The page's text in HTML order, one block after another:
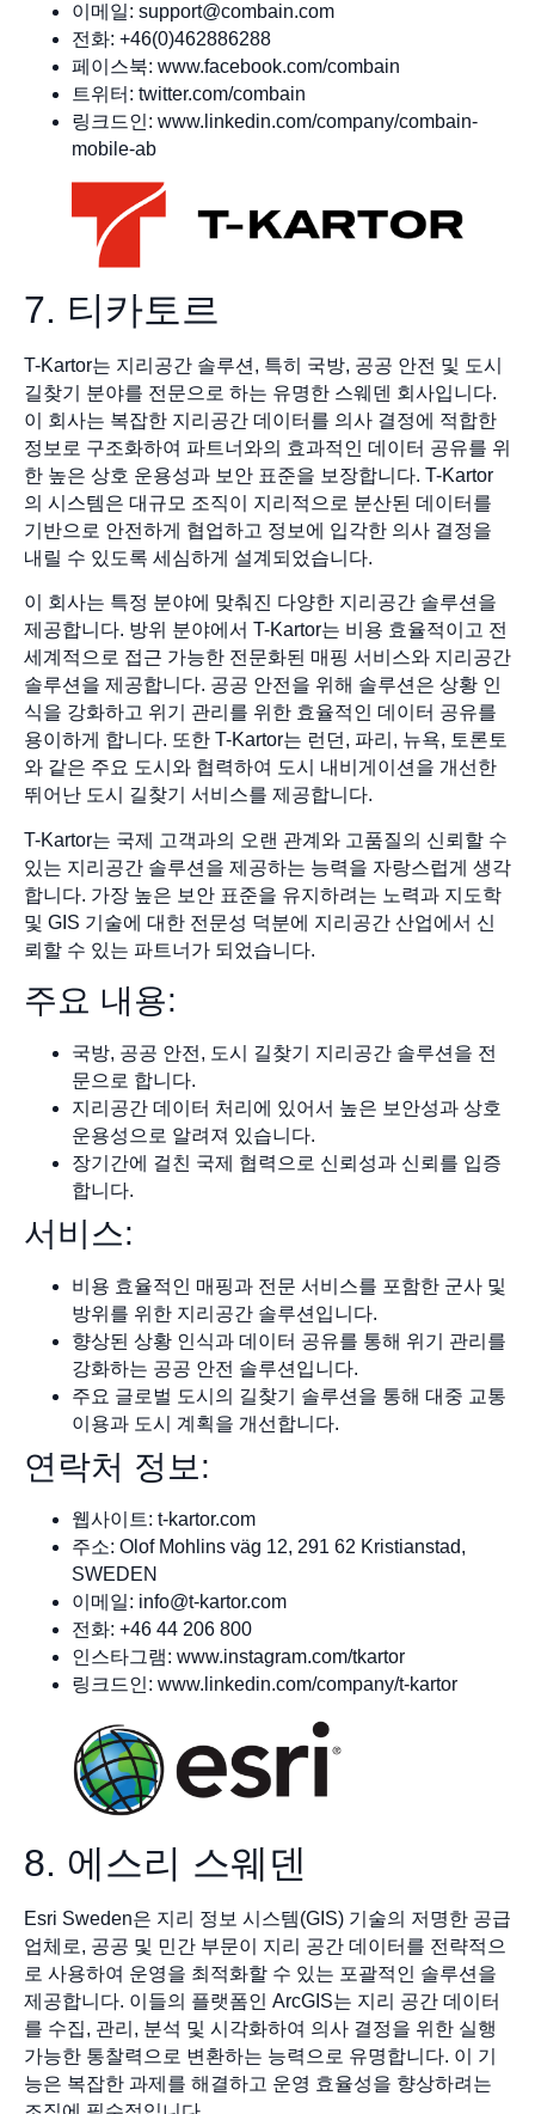
이메일: support@combain.com
전화: +46(0)462886288
페이스북: www.facebook.com/combain
트위터: twitter.com/combain
링크드인: www.linkedin.com/company/combain-
mobile-ab
7. 티카토르
T-Kartor는 지리공간 솔루션, 특히 국방, 공공 안전 및 도시
길찾기 분야를 전문으로 하는 유명한 스웨덴 회사입니다.
이 회사는 복잡한 지리공간 데이터를 의사 결정에 적합한
정보로 구조화하여 파트너와의 효과적인 데이터 공유를 위
한 높은 상호 운용성과 보안 표준을 보장합니다. T-Kartor
의 시스템은 대규모 조직이 지리적으로 분산된 데이터를
기반으로 안전하게 협업하고 정보에 입각한 의사 결정을
내릴 수 있도록 세심하게 설계되었습니다.
이 회사는 특정 분야에 맞춰진 다양한 지리공간 솔루션을
제공합니다. 방위 분야에서 T-Kartor는 비용 효율적이고 전
세계적으로 접근 가능한 전문화된 매핑 서비스와 지리공간
솔루션을 제공합니다. 공공 안전을 위해 솔루션은 상황 인
식을 강화하고 위기 관리를 위한 효율적인 데이터 공유를
용이하게 합니다. 또한 T-Kartor는 런던, 파리, 뉴욕, 토론토
와 같은 주요 도시와 협력하여 도시 내비게이션을 개선한
뛰어난 도시 길찾기 서비스를 제공합니다.
T-Kartor는 국제 고객과의 오랜 관계와 고품질의 신뢰할 수
있는 지리공간 솔루션을 제공하는 능력을 자랑스럽게 생각
합니다. 가장 높은 보안 표준을 유지하려는 노력과 지도학
및 GIS 기술에 대한 전문성 덕분에 지리공간 산업에서 신
뢰할 수 있는 파트너가 되었습니다.
주요 내용:
국방, 공공 안전, 도시 길찾기 지리공간 솔루션을 전
문으로 합니다.
지리공간 데이터 처리에 있어서 높은 보안성과 상호
운용성으로 알려져 있습니다.
장기간에 걸친 국제 협력으로 신뢰성과 신뢰를 입증
합니다.
서비스:
비용 효율적인 매핑과 전문 서비스를 포함한 군사 및
방위를 위한 지리공간 솔루션입니다.
향상된 상황 인식과 데이터 공유를 통해 위기 관리를
강화하는 공공 안전 솔루션입니다.
주요 글로벌 도시의 길찾기 솔루션을 통해 대중 교통
이용과 도시 계획을 개선합니다.
연락처 정보:
웹사이트: t-kartor.com
주소: Olof Mohlins väg 12, 291 62 Kristianstad,
SWEDEN
이메일: info@t-kartor.com
전화: +46 44 206 800
인스타그램: www.instagram.com/tkartor
링크드인: www.linkedin.com/company/t-kartor
8. 에스리 스웨덴
Esri Sweden은 지리 정보 시스템(GIS) 기술의 저명한 공급
업체로, 공공 및 민간 부문이 지리 공간 데이터를 전략적으
로 사용하여 운영을 최적화할 수 있는 포괄적인 솔루션을
제공합니다. 이들의 플랫폼인 ArcGIS는 지리 공간 데이터
를 수집, 관리, 분석 및 시각화하여 의사 결정을 위한 실행
가능한 통찰력으로 변환하는 능력으로 유명합니다. 이 기
능은 복잡한 과제를 해결하고 운영 효율성을 향상하려는